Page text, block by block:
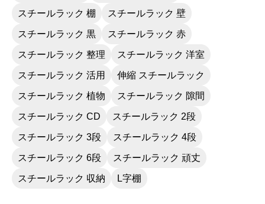
スチールラック 棚 スチールラック 壁
スチールラック 黒 スチールラック 赤
スチールラック 整理 スチールラック 洋室
スチールラック 活用 伸縮 スチールラック
スチールラック 植物 スチールラック 隙間
スチールラック CD スチールラック 2段
スチールラック 3段 スチールラック 4段
スチールラック 6段 スチールラック 頑丈
スチールラック 収納 L字棚